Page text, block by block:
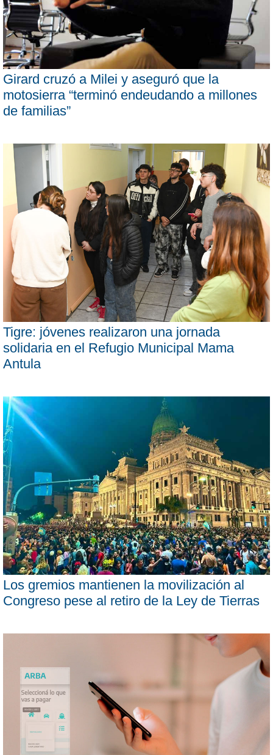
Girard cruzó a Milei y aseguró que la
motosierra “terminó endeudando a millones
de familias”
Tigre: jóvenes realizaron una jornada
solidaria en el Refugio Municipal Mama
Antula
Los gremios mantienen la movilización al
Congreso pese al retiro de la Ley de Tierras